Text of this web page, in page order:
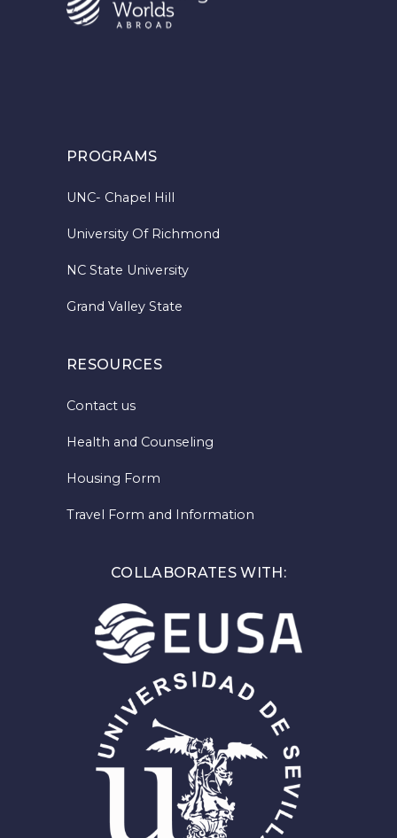
PROGRAMS
UNC- Chapel Hill
University Of Richmond
NC State University
Grand Valley State
RESOURCES
Contact us
Health and Counseling
Housing Form
Travel Form and Information
COLLABORATES WITH: